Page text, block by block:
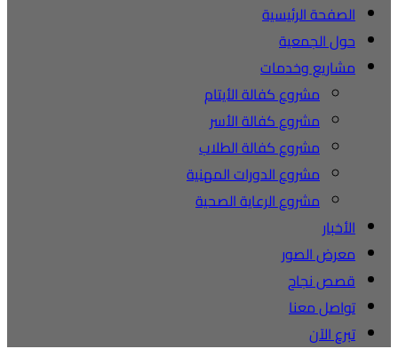
الصفحة الرئيسية
حول الجمعية
مشاريع وخدمات
مشروع كفالة الأيتام
مشروع كفالة الأسر
مشروع كفالة الطلاب
مشروع الدورات المهنية
مشروع الرعاية الصحية
الأخبار
معرض الصور
قصص نجاح
تواصل معنا
تبرع الآن